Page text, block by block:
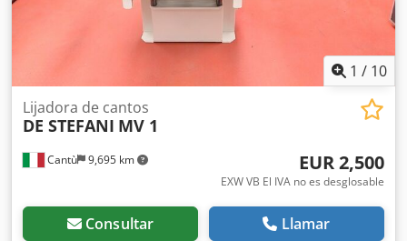
1 / 10
Cantù 9,695 km
Lijadora de cantos
DE STEFANI MV 1
EUR 2,500
EXW VB El IVA no es desglosable
Consultar Llamar